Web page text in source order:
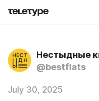
Нестыдные
@bestflats
July 30, 2025